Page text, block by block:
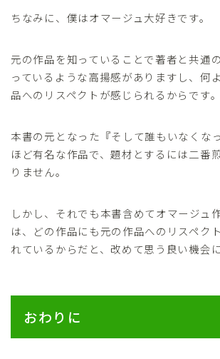
ちなみに、僕はオマージュ大好きです。
元の作品を知っていることで著者と共通
っているような高揚感がありますし、何
品へのリスペクトが感じられるからです。
本書の元となった『そして誰もいなくな
ほど有名な作品で、題材とするには二番
りません。
しかし、それでも本書含めてオマージュ
は、どの作品にも元の作品へのリスペク
れているからだと、改めて思う良い機会
おわりに